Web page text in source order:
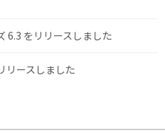
6.3 をリリースしました
リースしました